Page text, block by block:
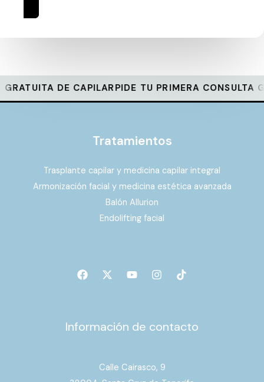
DE CAPILARPIDE TU PRIMERA CONSULTA
Tratamientos
Trasplante capilar y medicina capilar integral
Armonización facial y medicina estética avanzada
Balón Allurion
Endolifting facial
Información de contacto
Calle Cairasco, 9